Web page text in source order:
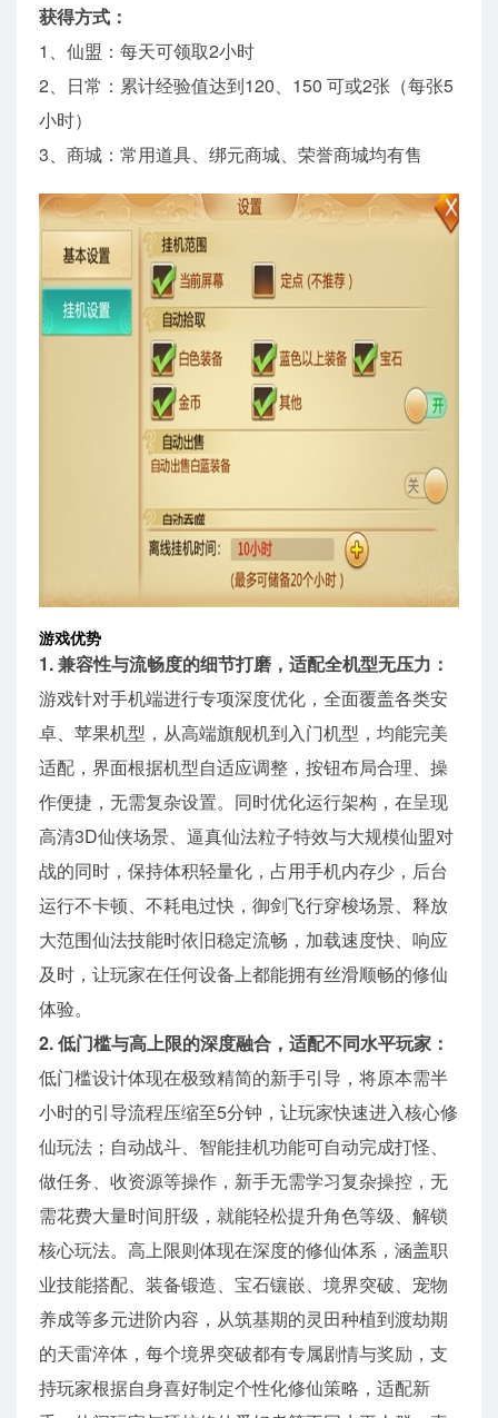
获得方式：
1、仙盟：每天可领取2小时
2、日常：累计经验值达到120、150 可或2张（每张5
小时）
3、商城：常用道具、绑元商城、荣誉商城均有售
游戏优势
1. 兼容性与流畅度的细节打磨，适配全机型无压力：
游戏针对手机端进行专项深度优化，全面覆盖各类安
卓、苹果机型，从高端旗舰机到入门机型，均能完美
适配，界面根据机型自适应调整，按钮布局合理、操
作便捷，无需复杂设置。同时优化运行架构，在呈现
高清3D仙侠场景、逼真仙法粒子特效与大规模仙盟对
战的同时，保持体积轻量化，占用手机内存少，后台
运行不卡顿、不耗电过快，御剑飞行穿梭场景、释放
大范围仙法技能时依旧稳定流畅，加载速度快、响应
及时，让玩家在任何设备上都能拥有丝滑顺畅的修仙
体验。
2. 低门槛与高上限的深度融合，适配不同水平玩家：
低门槛设计体现在极致精简的新手引导，将原本需半
小时的引导流程压缩至5分钟，让玩家快速进入核心修
仙玩法；自动战斗、智能挂机功能可自动完成打怪、
做任务、收资源等操作，新手无需学习复杂操控，无
需花费大量时间肝级，就能轻松提升角色等级、解锁
核心玩法。高上限则体现在深度的修仙体系，涵盖职
业技能搭配、装备锻造、宝石镶嵌、境界突破、宠物
养成等多元进阶内容，从筑基期的灵田种植到渡劫期
的天雷淬体，每个境界突破都有专属剧情与奖励，支
持玩家根据自身喜好制定个性化修仙策略，适配新